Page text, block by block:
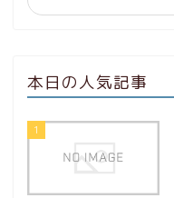
本日の人気記事
1